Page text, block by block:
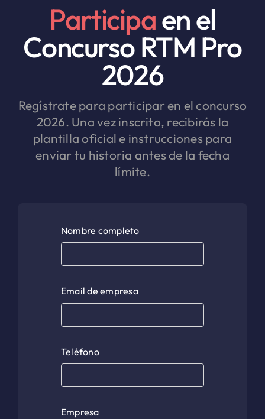
Participaen el
Concurso RTM Pro
2026
Regístrate para participar en el concurso
2026. Una vez inscrito, recibirás la
plantilla oficial e instrucciones para
enviar tu historia antes de la fecha
límite.
Nombre completo
Email de empresa
Teléfono
Empresa